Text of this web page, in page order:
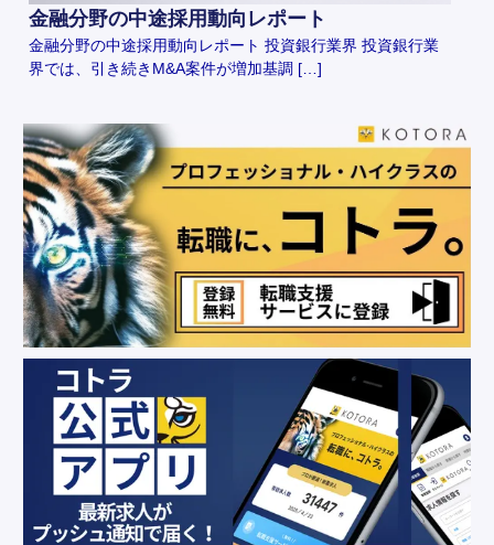
金融分野の中途採用動向レポート
金融分野の中途採用動向レポート 投資銀行業界 投資銀行業
界では、引き続きM&A案件が増加基調 […]